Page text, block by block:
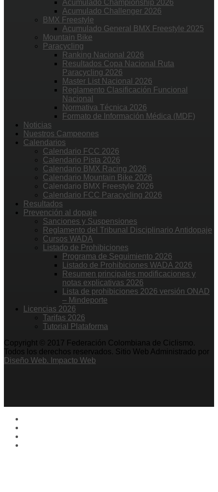
Acumulado Championship 2026
Acumulado Challenger 2026
BMX Freestyle
Acumulado General BMX Freestyle 2025
Mountain Bike
Paracycling
Ranking Nacional 2026
Resultados Copa Nacional Ruta
Paracycling 2026
Master List Nacional 2026
Reglamento Clasificación Funcional
Nacional
Normativa Técnica 2026
Formato de Información Médica (MDF)
Noticias
Nuestros Campeones
Calendarios
Calendario FCC 2026
Calendario Pista 2026
Calendario BMX Racing 2026
Calendario Mountain Bike 2026
Calendario BMX Freestyle 2026
Calendario FCC Paracycling 2026
Resultados
Prevención al dopaje
Sanciones y Suspensiones
Reglamento del Tribunal Disciplinario Antidopaje
Cursos WADA
Listado de Prohibiciones
Programa de Seguimiento 2026
Listado de Prohibiciones WADA 2026
Resumen principales modificaciones y
notas explicativas 2026
Lista de prohibiciones 2026 versión ONAD
– Mindeporte
Licencias 2026
Tarifas 2026
Tutorial Plataforma
Copyright © 2017 Federación Colombiana de Ciclismo.
Todos los derechos reservados. Sitio Web Administrado por
Diseño Web. Impacto Web